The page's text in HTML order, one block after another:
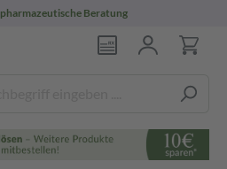
pharmazeutische Beratung